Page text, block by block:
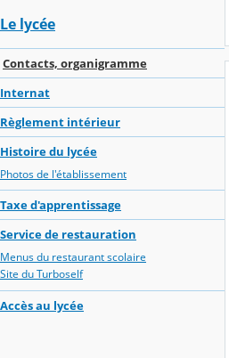
Le lycée
Contacts, organigramme
Internat
Règlement intérieur
Histoire du lycée
Photos de l'établissement
Taxe d'apprentissage
Service de restauration
Menus du restaurant scolaire
Site du Turboself
Accès au lycée